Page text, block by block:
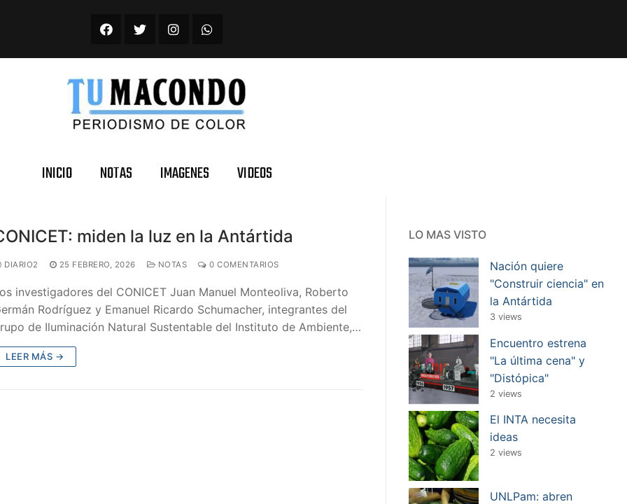
INICIO NOTAS IMAGENES VIDEOS
miden la luz en la Antártida
DIARIO2 25 FEBRERO, 2026 NOTAS 0 COMENTARIOS
investigadores del CONICET Juan Manuel Monteoliva, Roberto
Rodríguez y Emanuel Ricardo Schumacher, integrantes del
de Iluminación Natural Sustentable del Instituto de Ambiente,…
LEER MÁS →
LO MAS VISTO
Nación quiere
"Construir ciencia" en
la Antártida
3 views
Encuentro estrena
"La última cena" y
"Distópica"
2 views
El INTA necesita
ideas
2 views
UNLPam: abren